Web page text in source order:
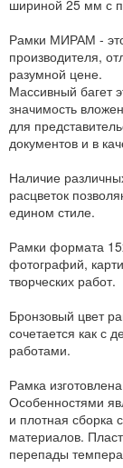
шириной 25 мм с
Рамки МИРАМ -
производителя,
разумной цене.
Массивный багет
значимость
для
документов и в
Наличие
расцветок
едином стиле.
Рамки формата
фотографий,
творческих работ.
Бронзовый цвет
сочетается как с
работами.
Рамка
Особенностями
и плотная сборка
материалов.
перепады